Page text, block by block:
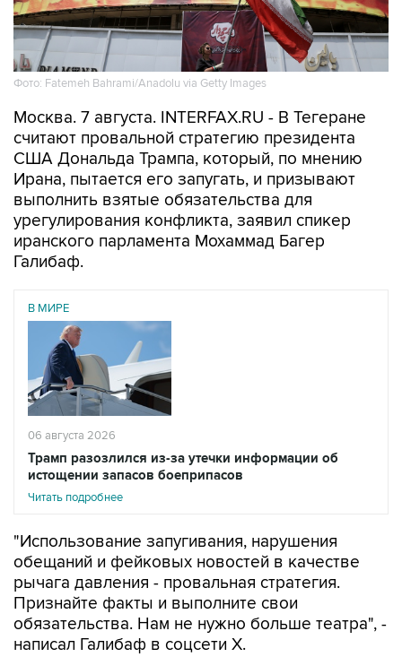
Фото: Fatemeh Bahrami/Anadolu via Getty Images
Москва. 7 августа. INTERFAX.RU - В Тегеране
считают провальной стратегию президента
США Дональда Трампа, который, по мнению
Ирана, пытается его запугать, и призывают
выполнить взятые обязательства для
урегулирования конфликта, заявил спикер
иранского парламента Мохаммад Багер
Галибаф.
В МИРЕ
06 августа 2026
Трамп разозлился из-за утечки информации об
истощении запасов боеприпасов
Читать подробнее
"Использование запугивания, нарушения
обещаний и фейковых новостей в качестве
рычага давления - провальная стратегия.
Признайте факты и выполните свои
обязательства. Нам не нужно больше театра", -
написал Галибаф в соцсети X.